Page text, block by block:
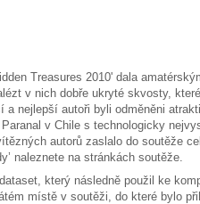
Treasures 2010' dala
v nich dobře ukryté skvosty,
a nejlepší autoři byli odměněni
v Chile s technologicky
autorů zaslalo do soutěže
naleznete na stránkách soutěže.
který následně použil ke
místě v soutěži, do které bylo